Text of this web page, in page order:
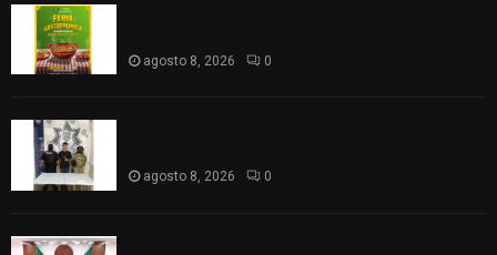
agosto 8, 2026 0
agosto 8, 2026 0